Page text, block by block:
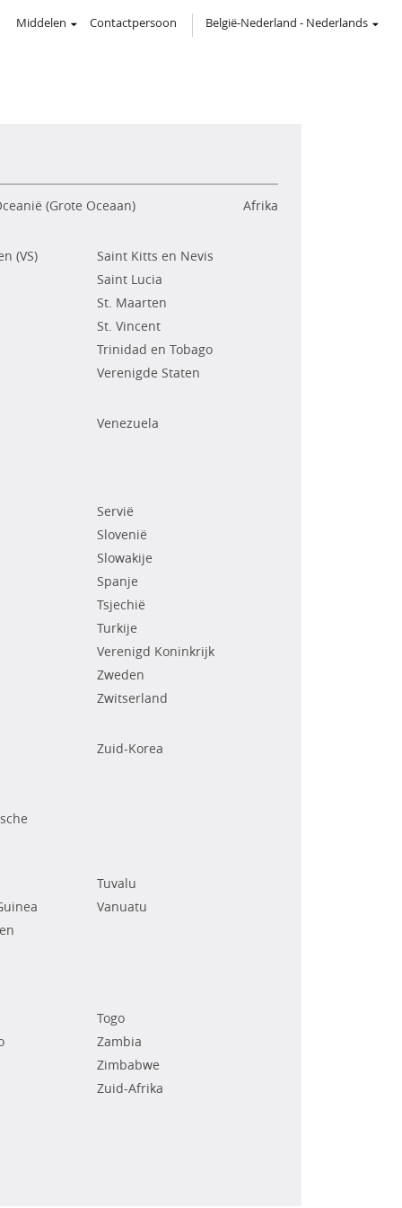
Middelen Contactpersoon België-Nederland - Nederlands
(Grote Oceaan) Afrika
(VS)
Saint Kitts en Nevis
Saint Lucia
St. Maarten
St. Vincent
Trinidad en Tobago
Verenigde Staten
Venezuela
Servië
Slovenië
Slowakije
Spanje
Tsjechië
Turkije
Verenigd Koninkrijk
Zweden
Zwitserland
Zuid-Korea
Tuvalu
Vanuatu
Togo
Zambia
Zimbabwe
Zuid-Afrika